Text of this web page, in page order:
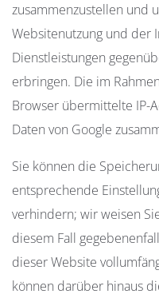
zusammenzustellen und
Websitenutzung und der
Dienstleistungen
erbringen. Die im
Browser übermittelte IP-
Daten von Google
Sie können die
entsprechende
verhindern; wir weisen
diesem Fall
dieser Website
können darüber hinaus